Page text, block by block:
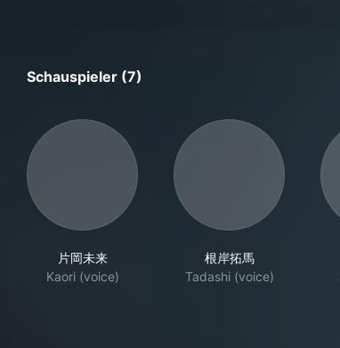
Schauspieler (7)
片岡未来
Kaori (voice)
根岸拓馬
Tadashi (voice)